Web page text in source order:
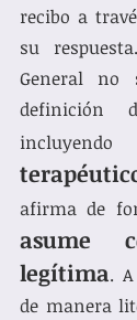
recibo a
su
General no
definición
afirma de
asume
legítima.
de manera